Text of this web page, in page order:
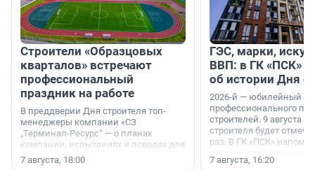
Строители «Образцовых
кварталов» встречают
профессиональный
праздник на работе
В преддверии Дня строителя топ-
менеджеры компании «СЗ
„Терминал-Ресурс“ — о планах
компании, испытаниях и поводах для
осторожного оптимизма.
7 августа, 18:00
ГЭС, марки,
ВВП: в ГК «ПСК»
об истории Дня
2026-й — юбилейный
профессионального
строителей. 9 августа
строителя будет
раз. В ГК «ПСК»
поменялась роль
7 августа, 16:20